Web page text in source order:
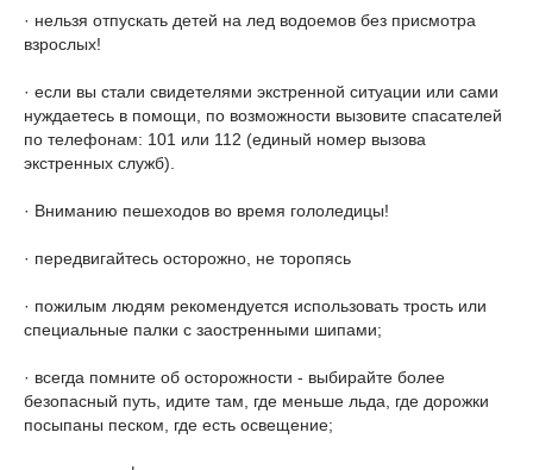
· нельзя отпускать детей на лед водоемов без присмотра
взрослых!
· если вы стали свидетелями экстренной ситуации или сами
нуждаетесь в помощи, по возможности вызовите спасателей
по телефонам: 101 или 112 (единый номер вызова
экстренных служб).
· Вниманию пешеходов во время гололедицы!
· передвигайтесь осторожно, не торопясь
· пожилым людям рекомендуется использовать трость или
специальные палки с заостренными шипами;
· всегда помните об осторожности - выбирайте более
безопасный путь, идите там, где меньше льда, где дорожки
посыпаны песком, где есть освещение;